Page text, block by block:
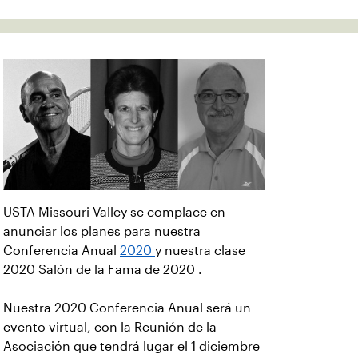
USTA Missouri Valley se complace en
anunciar los planes para nuestra
Conferencia Anual 2020 y nuestra clase
2020 Salón de la Fama de 2020 .
Nuestra 2020 Conferencia Anual será un
evento virtual, con la Reunión de la
Asociación que tendrá lugar el 1 diciembre